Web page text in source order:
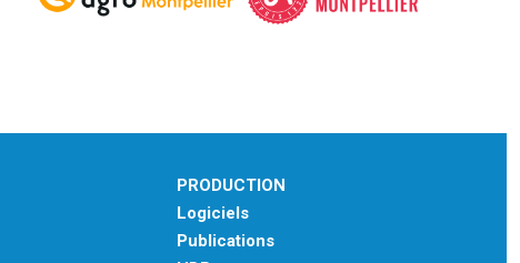
PRODUCTION
Logiciels
Publications